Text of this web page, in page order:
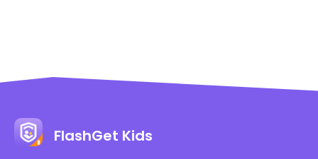
FlashGet Kids